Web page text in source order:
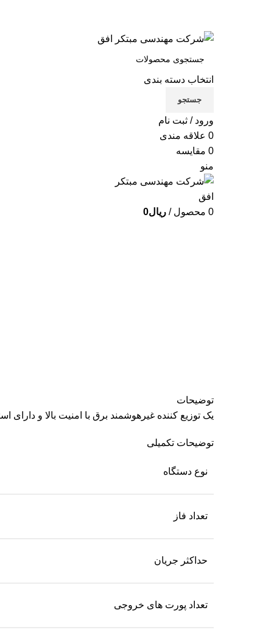
انتخاب دسته بندی
جستجو
ورود / ثبت نام
0 علاقه مندی
0 مقایسه
منو
0 محصول / ریال0
توضیحات
یک توزیع کننده غیرهوشمند برق با امنیت بالا و دارای
توضیحات تکمیلی
نوع دستگاه
تعداد فاز
حداکثر جریان
تعداد پورت های خروجی